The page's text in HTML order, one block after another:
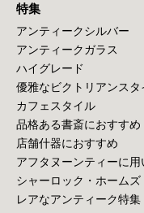
特集
アンティークシルバー
アンティークガラス
ハイグレード
優雅なビクトリアンスタ
カフェスタイル
品格ある書斎におすすめ
店舗什器におすすめ
アフタヌーンティーに
シャーロック・ホームズ
レアなアンティーク特集